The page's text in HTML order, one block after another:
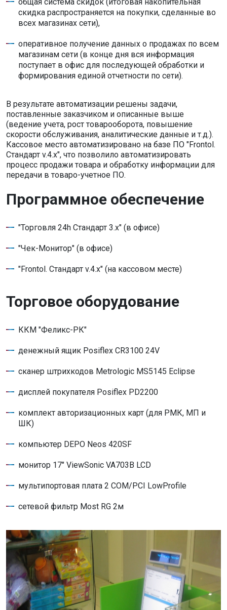
скидка распространяется на покупки, сделанные во
всех магазинах сети),
оперативное получение данных о продажах по всем
магазинам сети (в конце дня вся информация
поступает в офис для последующей обработки и
формирования единой отчетности по сети).
В результате автоматизации решены задачи,
поставленные заказчиком и описанные выше
(ведение учета, рост товарооборота, повышение
скорости обслуживания, аналитические данные и т.д.).
Кассовое место автоматизировано на базе ПО "Frontol.
Стандарт v.4.x", что позволило автоматизировать
процесс продажи товара и обработку информации для
передачи в товаро-учетное ПО.
Программное обеспечение
"Торговля 24h Стандарт 3.x" (в офисе)
"Чек-Монитор" (в офисе)
"Frontol. Стандарт v.4.x" (на кассовом месте)
Торговое оборудование
ККМ "Феликс-РК"
денежный ящик Posiflex CR3100 24V
сканер штрихкодов Metrologic MS5145 Eclipse
дисплей покупателя Posiflex PD2200
комплект авторизационных карт (для РМК, МП и
ШК)
компьютер DEPO Neos 420SF
монитор 17" ViewSonic VA703B LCD
мультипортовая плата 2 COM/PCI LowProfile
сетевой фильтр Most RG 2м